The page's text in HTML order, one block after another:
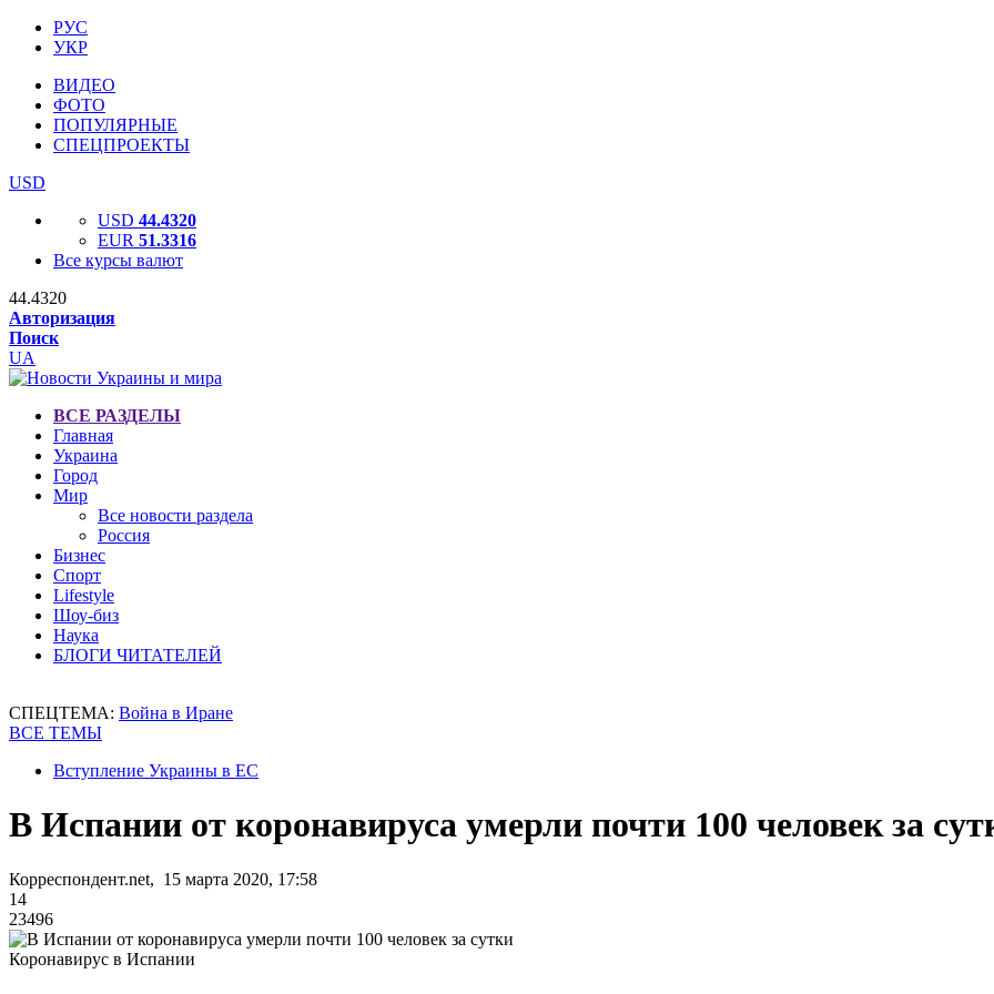
РУС
УКР
ВИДЕО
ФОТО
ПОПУЛЯРНЫЕ
СПЕЦПРОЕКТЫ
USD
USD 44.4320
EUR 51.3316
Все курсы валют
44.4320
Авторизация
Поиск
UA
ВСЕ РАЗДЕЛЫ
Главная
Украина
Город
Мир
Все новости раздела
Россия
Бизнес
Спорт
Lifestyle
Шоу-биз
Наука
БЛОГИ ЧИТАТЕЛЕЙ
СПЕЦТЕМА: Война в Иране
ВСЕ ТЕМЫ
Вступление Украины в ЕС
В Испании от коронавируса умерли почти 100 человек за
Корреспондент.net, 15 марта 2020, 17:58
14
23496
Коронавирус в Испании